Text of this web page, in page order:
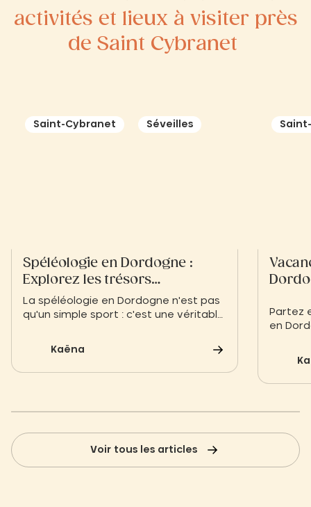
activités et lieux à visiter près
de Saint Cybranet
Saint-Cybranet Séveilles
Spéléologie en Dordogne :
Explorez les trésors
souterrains du Périgord
La spéléologie en Dordogne n'est pas
qu'un simple sport : c'est une véritable
monde souterrain. Que vous soyez un
explorateur aguerri ou en quête d'une
initiation en famille, les cavités de la
Kaëna
Partez
en
Voir tous les articles